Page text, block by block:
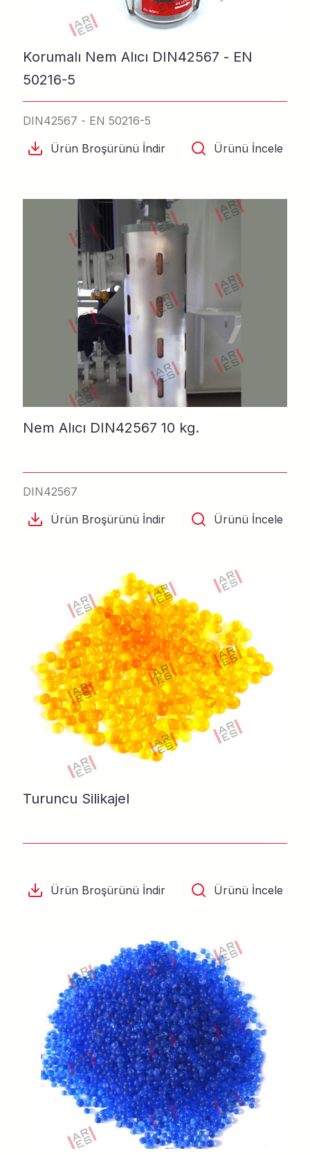
Korumalı Nem Alıcı DIN42567 - EN
50216-5
DIN42567 - EN 50216-5
Ürün Broşürünü İndir
Ürünü İncele
Nem Alıcı DIN42567 10 kg.
DIN42567
Ürün Broşürünü İndir
Ürünü İncele
Turuncu Silikajel
Ürün Broşürünü İndir Ürünü İncele